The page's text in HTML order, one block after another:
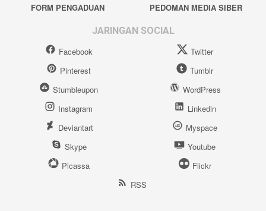
FORM PENGADUAN
PEDOMAN MEDIA SIBER
JARINGAN SOCIAL
Facebook
Twitter
Pinterest
Tumblr
Stumbleupon
WordPress
Instagram
Linkedin
Deviantart
Myspace
Skype
Youtube
Picassa
Flickr
RSS